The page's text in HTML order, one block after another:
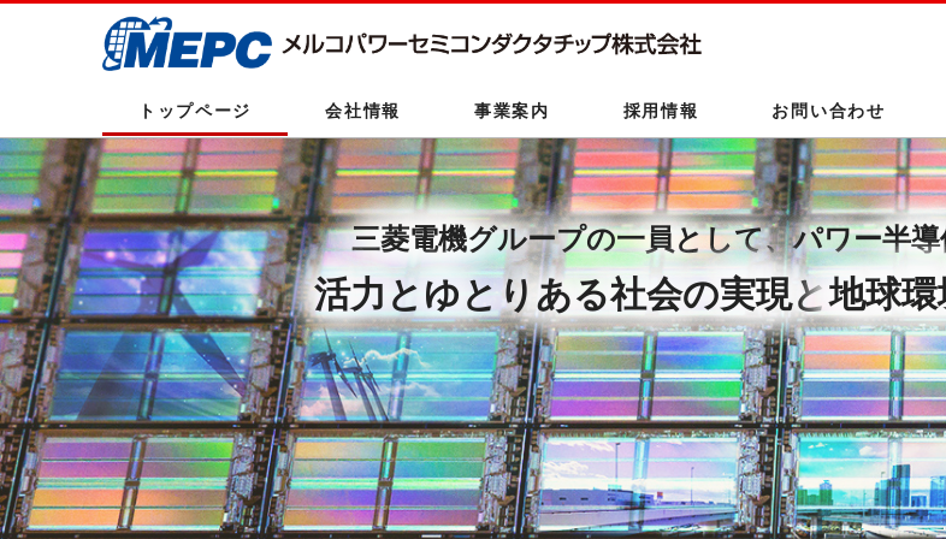
トップページ 会社情報 事業案内 採用情報 お問い合わせ
三菱電機グループの一員として、パワー半
活力とゆとりある社会の実現と地球